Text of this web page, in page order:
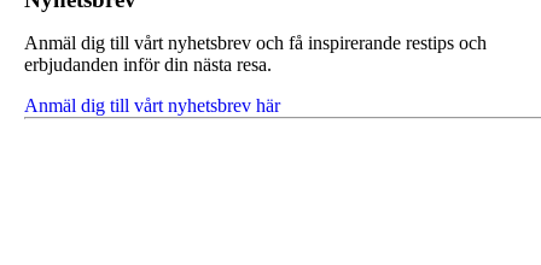
Anmäl dig till vårt nyhetsbrev och få inspirerande restips och
erbjudanden inför din nästa resa.
Anmäl dig till vårt nyhetsbrev här